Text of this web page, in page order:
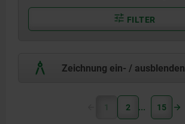
FILTER
Zeichnung ein- / ausblenden
1 2 15